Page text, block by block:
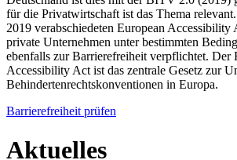
für die Privatwirtschaft ist das Thema
2019 verabschiedeten European
private Unternehmen unter bestimmten
ebenfalls zur Barrierefreiheit verpflichtet. Der
Accessibility Act ist das zentrale Gesetz zur
Behindertenrechtskonventionen in Europa.
Barrierefreiheit prüfen
Aktuelles